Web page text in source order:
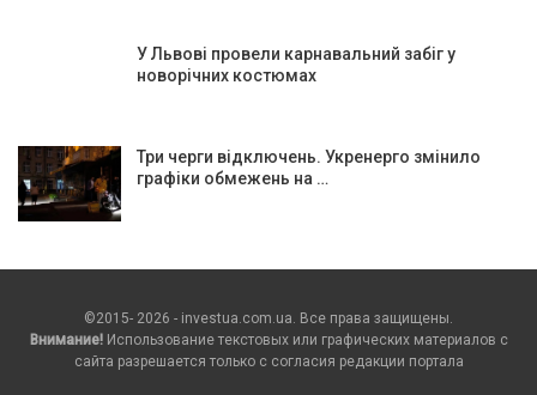
У Львові провели карнавальний забіг у
новорічних костюмах
Три черги відключень. Укренерго змінило
графіки обмежень на …
©2015- 2026 - investua.com.ua. Все права защищены.
Внимание!Использование текстовых или графических материалов с
сайта разрешается только c согласия редакции портала